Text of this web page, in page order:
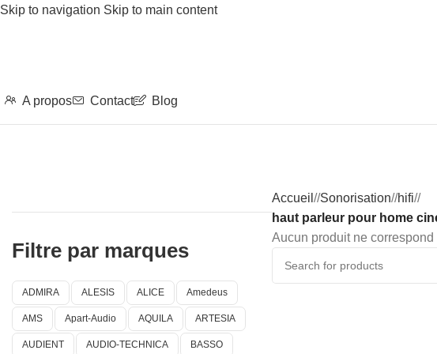
Skip to navigation Skip to main content
A propos Contact Blog
Filtre par marques
ADMIRA ALESIS ALICE Amedeus
AMS Apart-Audio AQUILA ARTESIA
AUDIENT AUDIO-TECHNICA BASSO
Accueil / Sonorisation/ hifi/
haut parleur pour home
Aucun produit ne